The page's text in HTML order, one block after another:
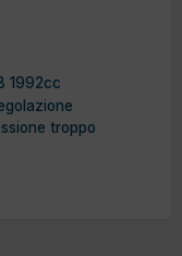
1992cc
troppo